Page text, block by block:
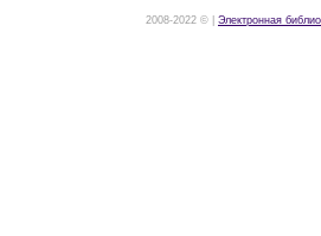
2008-2022 © | Электронная